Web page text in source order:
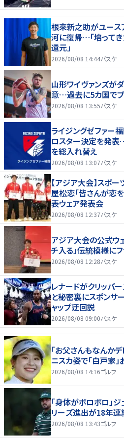
根來新之助がユース
河に復帰…「培って
還元」
2026/08/08 14:44バスケ
山形ワイヴァンズが
意…過去に5カ国で
2026/08/08 13:55バスケ
ライジングゼファー
ロスター決定を発
を総入れ替え
2026/08/08 13:07バスケ
【アジア大会】スポ
屋松恋「皆さんが恋
表ウェア発表会
2026/08/08 12:37バスケ
アジア大会の公式
チ入る」伝統模様に
2026/08/08 12:28バスケ
レナードがクリッパ
と秘密裏にスポン
ャップ迂回説
2026/08/08 09:00バスケ
「お父さんもなんか
ニスカ姿で「白戸家
2026/08/08 14:16ゴルフ
「身体がボロボロ」
リーズ進出が18年連
2026/08/08 13:43ゴルフ